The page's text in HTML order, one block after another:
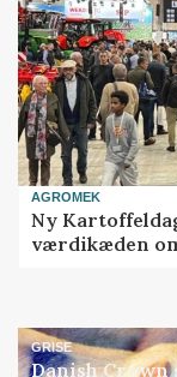
AGROMEK
Ny
værdikæden
GRISE
Danish